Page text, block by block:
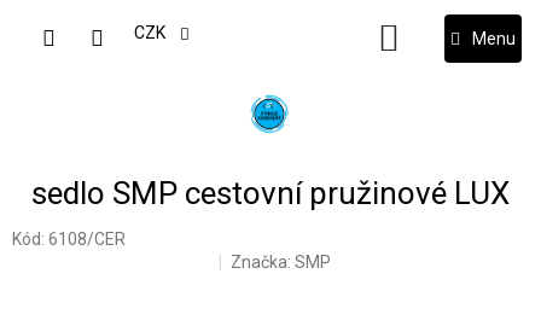
CZK
NÁKUPNÍ
KOŠÍK
sedlo SMP cestovní pružinové LUX
Kód: 6108/CER
Značka:SMP